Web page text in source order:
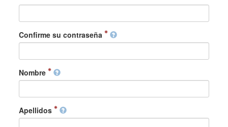
Confirme su contraseña
Nombre
Apellidos